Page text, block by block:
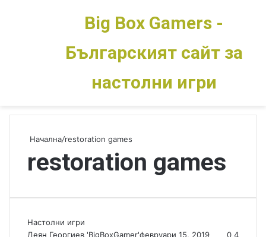
Switch skin
Big Box Gamers -
Българският сайт за
настолни игри
Начална/restoration games
restoration games
Настолни игри
Деян Георгиев 'BigBoxGamer'февруари 15, 2019 0 4